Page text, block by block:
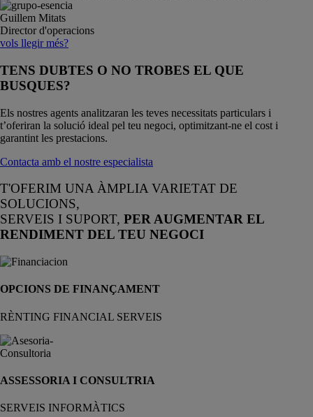
Guillem Mitats
Director d'operacions
vols llegir més?
TENS DUBTES O NO TROBES EL QUE
BUSQUES?
Els nostres agents analitzaran les teves necessitats particulars i
t’oferiran la solució ideal pel teu negoci, optimitzant-ne el cost i
garantint les prestacions.
Contacta amb el nostre especialista
T'OFERIM UNA ÀMPLIA VARIETAT DE
SOLUCIONS,
SERVEIS I SUPORT, PER AUGMENTAR EL
RENDIMENT DEL TEU NEGOCI
OPCIONS DE FINANÇAMENT
RÈNTING FINANCIAL SERVEIS
ASSESSORIA I CONSULTRIA
SERVEIS INFORMÀTICS